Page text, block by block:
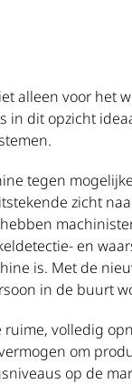
alleen voor het
in dit opzicht
tegen
zicht
en
is. Met de
in de buurt
volledig
om
op de